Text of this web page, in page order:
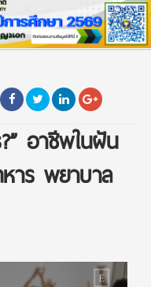
อาชีพในฝัน
าร พยาบาล